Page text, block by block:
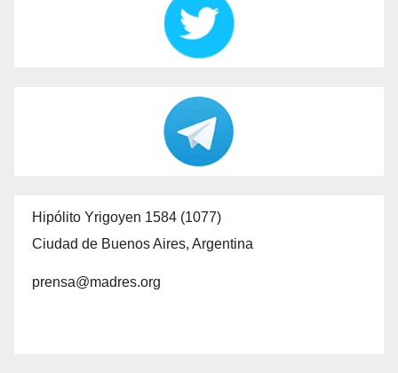
Hipólito Yrigoyen 1584 (1077)
Ciudad de Buenos Aires, Argentina
prensa@madres.org